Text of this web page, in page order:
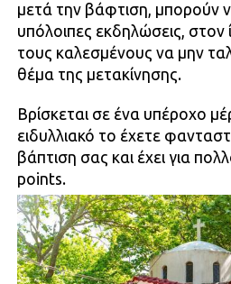
μετά την βάφτιση, μπορούν
υπόλοιπες εκδηλώσεις, στον
τους καλεσμένους να μην
θέμα της μετακίνησης.
Bρίσκεται σε ένα υπέροχο
ειδυλλιακό το έχετε
βάπτιση σας και έχει για
points.